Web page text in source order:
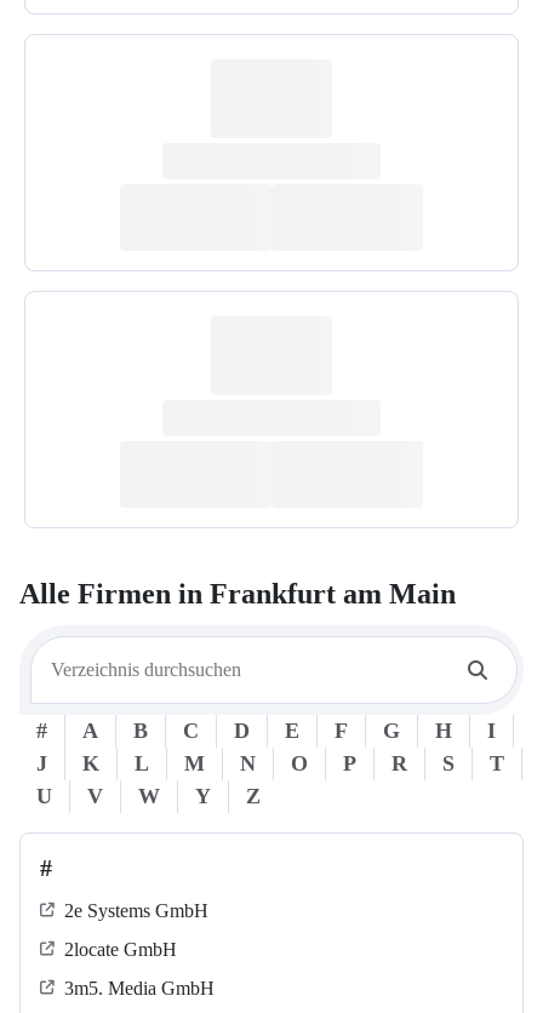
Alle Firmen in Frankfurt am Main
# A B C D E F G H
I
J
K L M N O P R S
T
U
V W Y Z
#
2e Systems GmbH
2locate GmbH
3m5. Media GmbH